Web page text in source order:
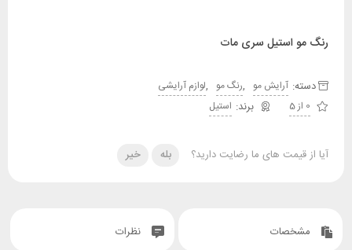
رنگ مو استیل سری مات
دسته: آرایش مو ,رنگ مو ,لوازم آرایشی
0 از 5
استیل
آیا از قیمت های ما رضایت دارید؟ بله خیر
مشخصات نظرات